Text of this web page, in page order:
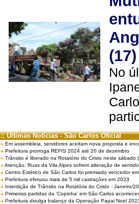
(17)
No
:: Últimas Notícias - São Carlos Oficial
Em assembleia, servidores aceitam nova proposta e
Prefeitura prorroga REFIS 2024 até 20 de dezembro
Trânsito é liberado na Rotatório do Cristo neste sábado
Atenção: Ruas da Vila Alpes sofrem alteração de
Centro Estético de São Carlos foi premiado vencedor
Prefeitura efetuou mais de 5 mil castrações em 2023
Interdição de Trânsito na Rotatória do Cristo - Janeiro/
Primeiras partidas da ‘Copinha’ em São Carlos
Prefeitura divulga balanço da Operação Papai Noel